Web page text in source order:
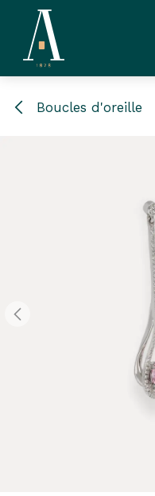
Se rendre au contenu
Boucles d'oreille